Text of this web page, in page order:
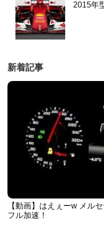
2015年
新着記事
【動画】はえぇーw メル
フル加速！